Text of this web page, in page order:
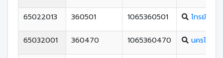
65022013 360501 1065360501 ไทรย้อยพิ
65032001 360470 1065360470 นครไทย